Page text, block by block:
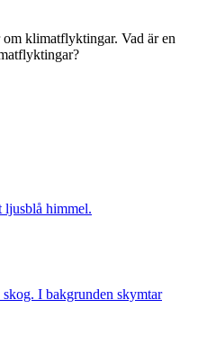
klimatflyktingar. Vad är en